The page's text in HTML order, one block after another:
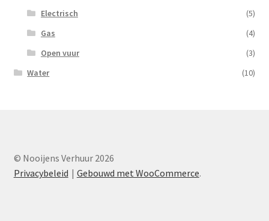
Electrisch
(5)
Gas
(4)
Open vuur
(3)
Water
(10)
© Nooijens Verhuur 2026
Privacybeleid
Gebouwd met WooCommerce.